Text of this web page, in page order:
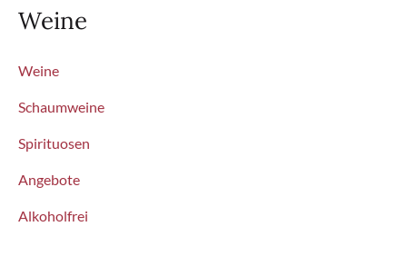
Weine
Weine
Schaumweine
Spirituosen
Angebote
Alkoholfrei